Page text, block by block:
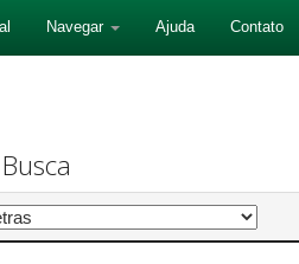
Navegar Ajuda Contato